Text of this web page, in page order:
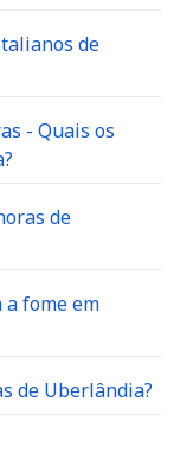
de
- Quais os
de
fome em
de Uberlândia?